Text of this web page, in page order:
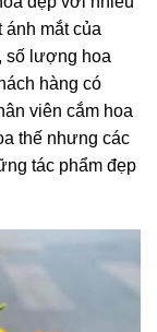
ánh mắt của
số lượng hoa
hàng có
viên cắm hoa
thế nhưng các
tác phẩm đẹp